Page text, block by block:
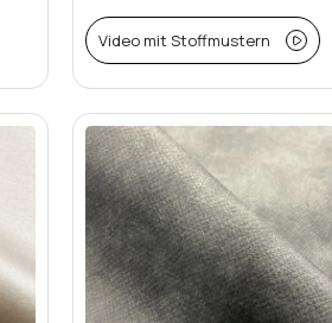
Video mit Stoffmustern